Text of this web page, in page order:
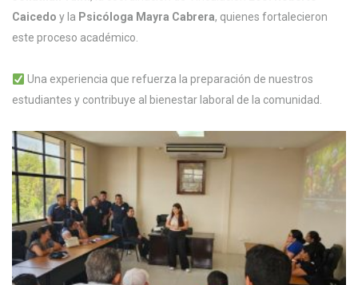
Caicedo y la Psicóloga Mayra Cabrera, quienes fortalecieron
este proceso académico.
Una experiencia que refuerza la preparación de nuestros
estudiantes y contribuye al bienestar laboral de la comunidad.